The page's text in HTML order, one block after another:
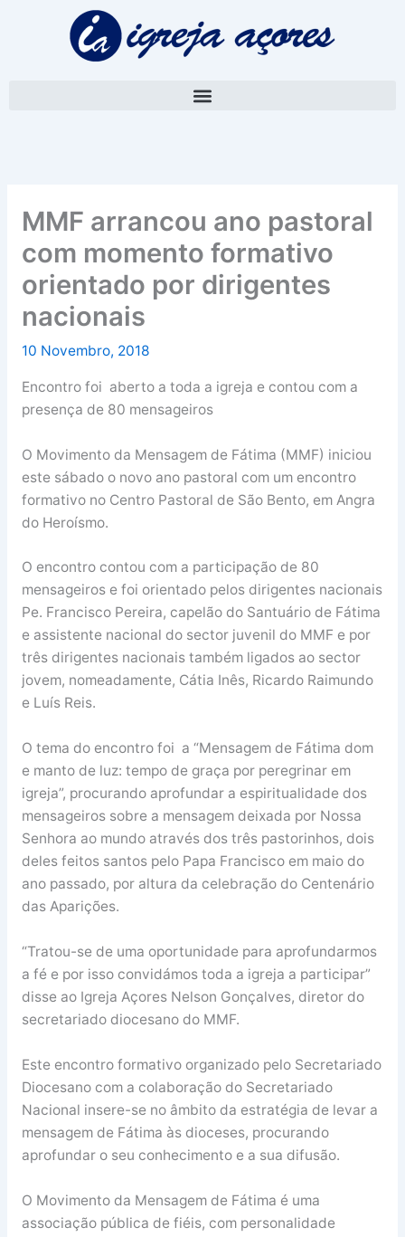
MMF arrancou ano pastoral
com momento formativo
orientado por dirigentes
nacionais
10 Novembro, 2018
Encontro foi aberto a toda a igreja e contou com a
presença de 80 mensageiros
O Movimento da Mensagem de Fátima (MMF) iniciou
este sábado o novo ano pastoral com um encontro
formativo no Centro Pastoral de São Bento, em Angra
do Heroísmo.
O encontro contou com a participação de 80
mensageiros e foi orientado pelos dirigentes nacionais
Pe. Francisco Pereira, capelão do Santuário de Fátima
e assistente nacional do sector juvenil do MMF e por
três dirigentes nacionais também ligados ao sector
jovem, nomeadamente, Cátia Inês, Ricardo Raimundo
e Luís Reis.
O tema do encontro foi a “Mensagem de Fátima dom
e manto de luz: tempo de graça por peregrinar em
igreja”, procurando aprofundar a espiritualidade dos
mensageiros sobre a mensagem deixada por Nossa
Senhora ao mundo através dos três pastorinhos, dois
deles feitos santos pelo Papa Francisco em maio do
ano passado, por altura da celebração do Centenário
das Aparições.
“Tratou-se de uma oportunidade para aprofundarmos
a fé e por isso convidámos toda a igreja a participar”
disse ao Igreja Açores Nelson Gonçalves, diretor do
secretariado diocesano do MMF.
Este encontro formativo organizado pelo Secretariado
Diocesano com a colaboração do Secretariado
Nacional insere-se no âmbito da estratégia de levar a
mensagem de Fátima às dioceses, procurando
aprofundar o seu conhecimento e a sua difusão.
O Movimento da Mensagem de Fátima é uma
associação pública de fiéis, com personalidade